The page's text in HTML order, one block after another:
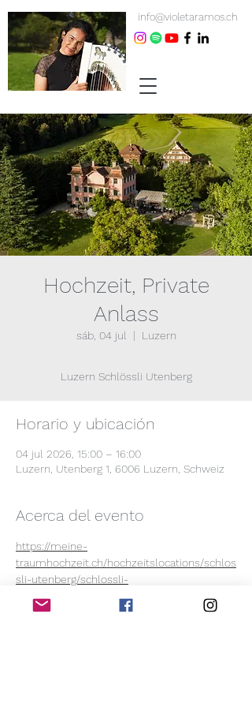
info@violetaramos.ch
Hochzeit, Private
Anlass
sáb, 04 jul
  |
Luzern
Luzern Schlössli Utenberg
Horario y ubicación
04 jul 2026, 15:00 – 16:00
Luzern, Utenberg 1, 6006 Luzern, Schweiz
Acerca del evento
https://meine-
traumhochzeit.ch/hochzeitslocations/schlos
sli-utenberg/schlossli-
utenberg/abendessen?
gad_source=1&gad_campaignid=1960516530